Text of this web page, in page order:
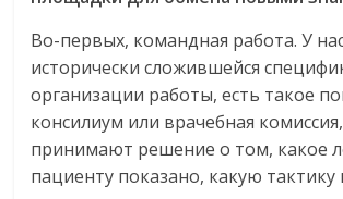
Во-первых, командная работа. У
исторически сложившейся
организации работы, есть такое
консилиум или врачебная
принимают решение о том, какое
пациенту показано, какую тактику